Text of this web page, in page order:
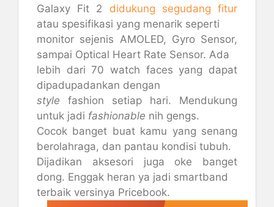
Galaxy Fit 2 didukung segudang fitur
atau spesifikasi yang menarik seperti
monitor sejenis AMOLED, Gyro Sensor,
sampai Optical Heart Rate Sensor. Ada
lebih dari 70 watch faces yang dapat
dipadupadankan dengan
style fashion setiap hari. Mendukung
untuk jadi fashionable nih gengs.
Cocok banget buat kamu yang senang
berolahraga, dan pantau kondisi tubuh.
Dijadikan aksesori juga oke banget
dong. Enggak heran ya jadi smartband
terbaik versinya Pricebook.